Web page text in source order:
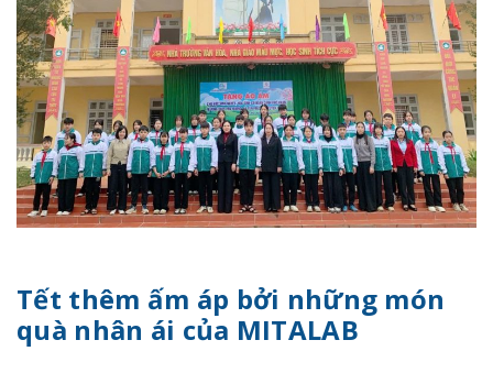
Tết thêm ấm áp bởi những món
quà nhân ái của MITALAB